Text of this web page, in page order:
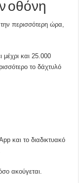
οθόνη
περισσότερη ώρα,
και 25.000
το δάχτυλό
και το διαδικτυακό
ακούγεται.